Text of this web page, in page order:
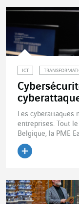
ICT
Les cyberattaques
entreprises. Tout
Belgique, la PME